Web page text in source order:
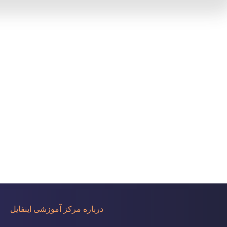
درباره مرکز آموزشی اینفایل